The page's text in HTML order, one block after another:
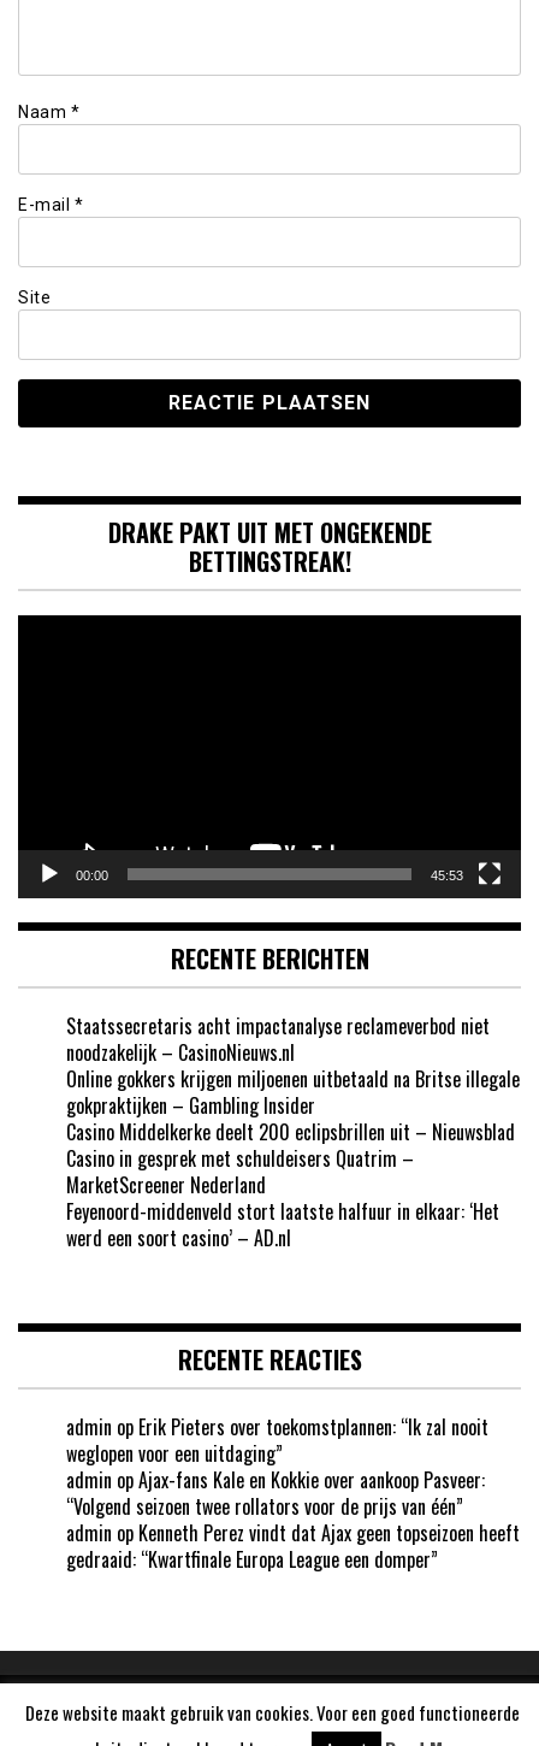
Naam *
E-mail *
Site
DRAKE PAKT UIT MET ONGEKENDE
BETTINGSTREAK!
00:00 45:53
RECENTE BERICHTEN
Staatssecretaris acht impactanalyse reclameverbod niet
noodzakelijk – CasinoNieuws.nl
Online gokkers krijgen miljoenen uitbetaald na Britse illegale
gokpraktijken – Gambling Insider
Casino Middelkerke deelt 200 eclipsbrillen uit – Nieuwsblad
Casino in gesprek met schuldeisers Quatrim –
MarketScreener Nederland
Feyenoord-middenveld stort laatste halfuur in elkaar: ‘Het
werd een soort casino’ – AD.nl
RECENTE REACTIES
admin op Erik Pieters over toekomstplannen: “Ik zal nooit
weglopen voor een uitdaging”
admin opAjax-fans Kale en Kokkie over aankoop Pasveer:
“Volgend seizoen twee rollators voor de prijs van één”
admin op Kenneth Perez vindt dat Ajax geen topseizoen heeft
gedraaid: “Kwartfinale Europa League een domper”
Aangedreven doorWordPress
Deze website maakt gebruik van cookies. Voor een goed functioneerde